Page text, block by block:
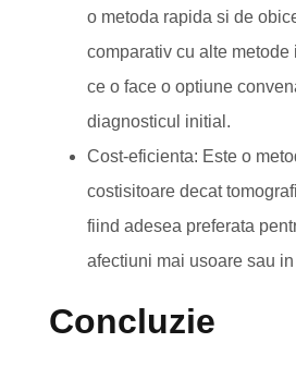
o metoda rapida si de
comparativ cu alte metode
ce o face o optiune
diagnosticul initial.
Cost-eficienta: Este o
costisitoare decat
fiind adesea preferata
afectiuni mai usoare sau
Concluzie